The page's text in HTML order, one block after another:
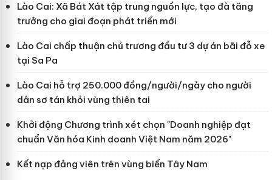
Lào Cai: Xã Bát Xát tập trung nguồn lực, tạo đà tăng
trưởng cho giai đoạn phát triển mới
Lào Cai chấp thuận chủ trương đầu tư 3 dự án bãi đỗ xe
tại Sa Pa
Lào Cai hỗ trợ 250.000 đồng/người/ngày cho người
dân sơ tán khỏi vùng thiên tai
Khởi động Chương trình xét chọn "Doanh nghiệp đạt
chuẩn Văn hóa Kinh doanh Việt Nam năm 2026"
Kết nạp đảng viên trên vùng biển Tây Nam